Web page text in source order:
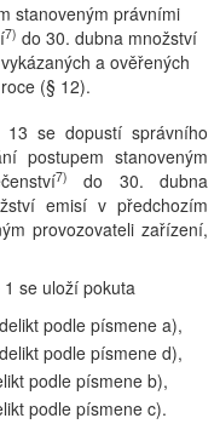
stanoveným právními
7) do 30. dubna množství
a ověřených
(§ 12).
se dopustí správního
postupem stanoveným
7)
do 30. dubna
emisí v předchozím
provozovateli zařízení,
se uloží pokuta
podle písmene a),
podle písmene d),
podle písmene b),
podle písmene c).